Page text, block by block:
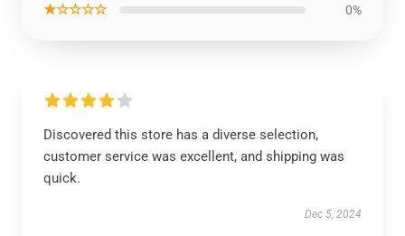
★☆☆☆☆ 0%
Discovered this store has a diverse selection,
customer service was excellent, and shipping was
quick.
Dec 5, 2024